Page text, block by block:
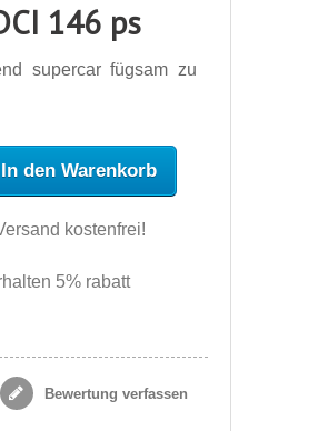
146 ps
supercar fügsam zu
In den Warenkorb
kostenfrei!
5% rabatt
Bewertung verfassen